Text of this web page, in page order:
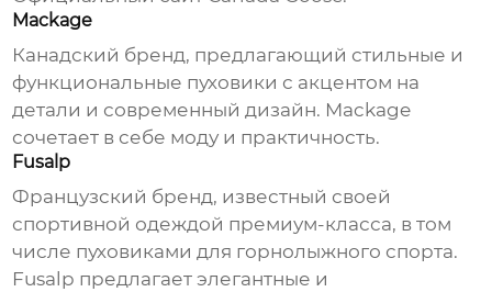
Mackage
Канадский бренд, предлагающий стильные и
функциональные пуховики с акцентом на
детали и современный дизайн. Mackage
сочетает в себе моду и практичность.
Fusalp
Французский бренд, известный своей
спортивной одеждой премиум-класса, в том
числе пуховиками для горнолыжного спорта.
Fusalp предлагает элегантные и